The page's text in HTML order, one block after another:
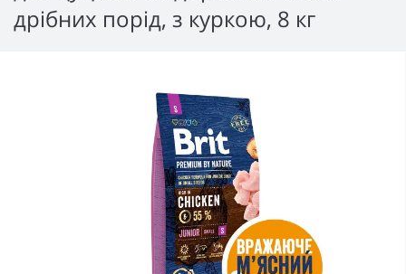
дрібних порід, з куркою, 8 кг